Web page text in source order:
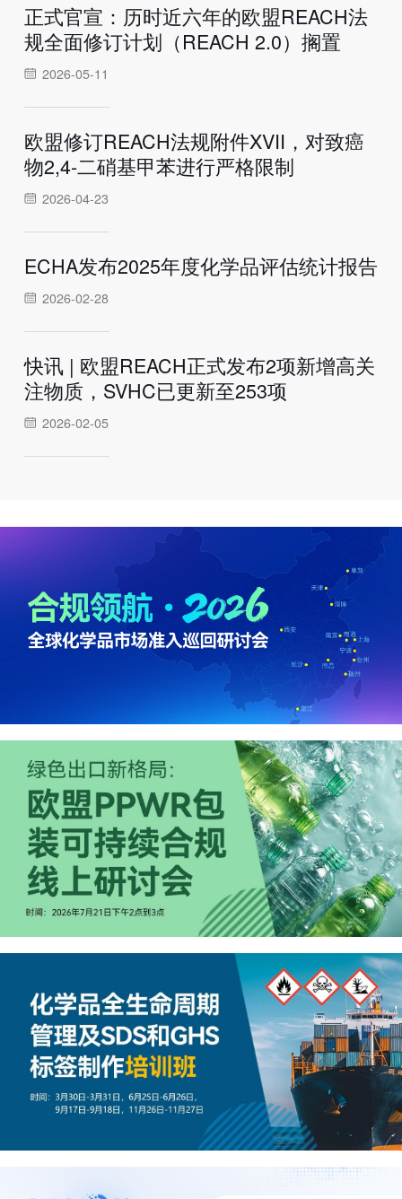
正式官宣：历时近六年的欧盟REACH法
规全面修订计划（REACH 2.0）搁置
2026-05-11
欧盟修订REACH法规附件XVII，对致癌
物2,4-二硝基甲苯进行严格限制
2026-04-23
ECHA发布2025年度化学品评估统计报告
2026-02-28
快讯 | 欧盟REACH正式发布2项新增高关
注物质，SVHC已更新至253项
2026-02-05